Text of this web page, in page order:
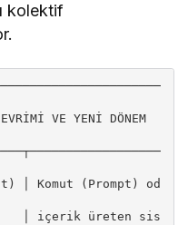
kolektif
VE YENİ DÖNEM
│ Komut (Prompt) od
içerik üreten sis